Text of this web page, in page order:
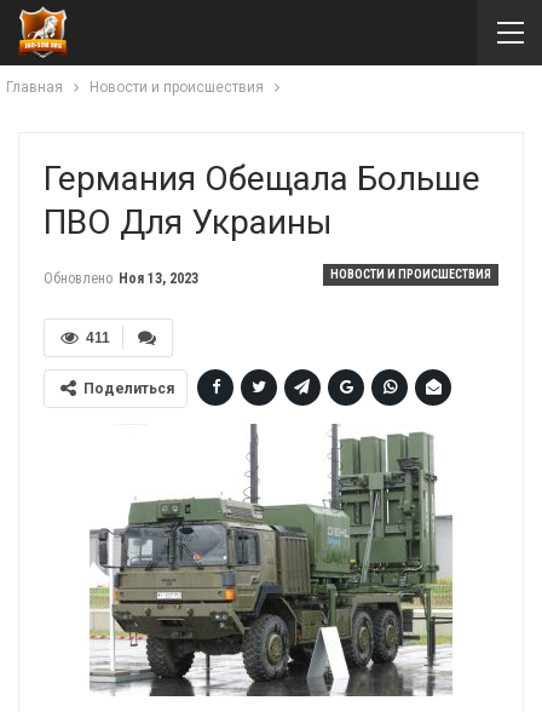
Главная Новости и происшествия
Германия Обещала Больше
ПВО Для Украины
НОВОСТИ И ПРОИСШЕСТВИЯ
Обновлено Ноя 13, 2023
411
Поделиться